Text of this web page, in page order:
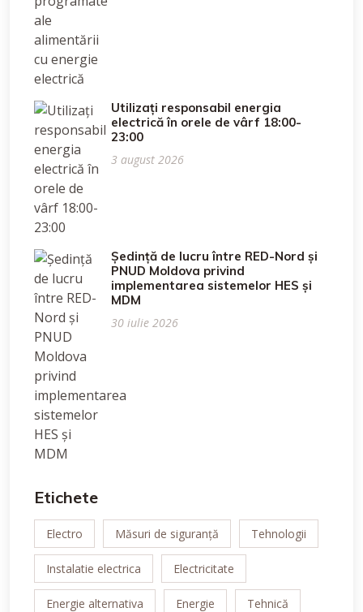
Utilizați responsabil energia
electrică în orele de vârf 18:00-
23:00
3 august 2026
Ședință de lucru între RED-Nord și
PNUD Moldova privind
implementarea sistemelor HES și
MDM
30 iulie 2026
Etichete
Electro Măsuri de siguranță Tehnologii
Instalatie electrica Electricitate
Energie alternativa Energie Tehnică